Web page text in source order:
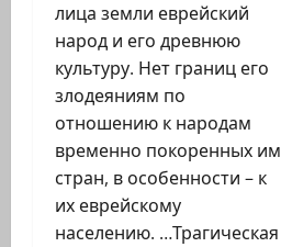
лица земли еврейский
народ и его древнюю
культуру. Нет границ его
злодеяниям по
отношению к народам
временно покоренных им
стран, в особенности – к
их еврейскому
населению. …Трагическая